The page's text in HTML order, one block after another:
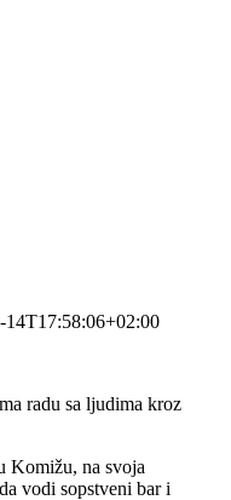
14T17:58:06+02:00
radu sa ljudima kroz
Komižu, na svoja
vodi sopstveni bar i